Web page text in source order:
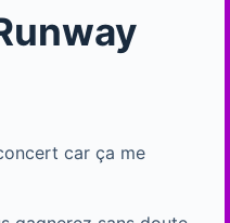
car ça me